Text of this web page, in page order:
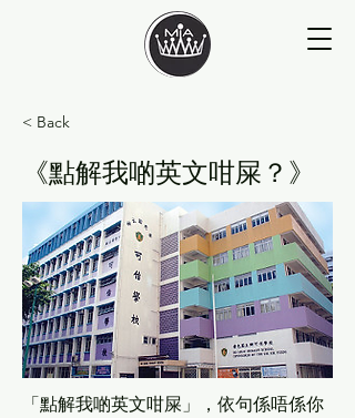
< Back
《點解我啲英文咁屎？》
「點解我啲英文咁屎」，依句係唔係你